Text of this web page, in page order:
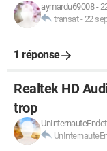
aymardu69008-
transat-22
1 réponse
Realtek HD
trop